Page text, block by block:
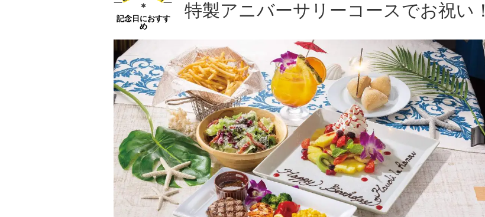
記念日におすす
め
特製アニバーサリーコースでお祝い！